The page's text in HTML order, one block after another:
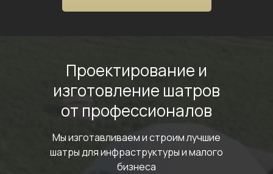
Проектирование и
изготовление шатров
от профессионалов
Мы изготавливаем и строим лучшие
шатрыдля инфраструктуры и малого
бизнеса